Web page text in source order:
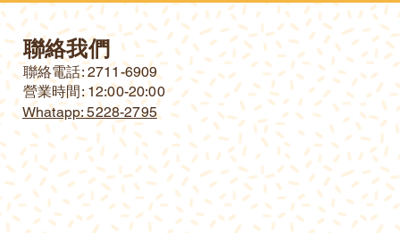
聯絡我們
​聯絡電話: 2711-6909
營業時間: 12:00-20:00
Whatapp: 5228-2795